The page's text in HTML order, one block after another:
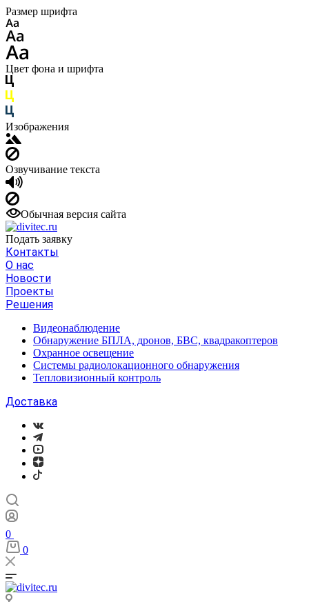
Размер шрифта
Цвет фона и шрифта
Изображения
Озвучивание текста
Обычная версия сайта
Подать заявку
Контакты
О нас
Новости
Проекты
Решения
Видеонаблюдение
Обнаружение БПЛА, дронов, БВС, квадракоптеров
Охранное освещение
Системы радиолокационного обнаружения
Тепловизионный контроль
Доставка
0
0